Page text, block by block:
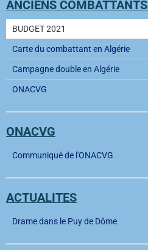
ANCIENS COMBATTANTS
BUDGET 2021
Carte du combattant en Algérie
Campagne double en Algérie
ONACVG
ONACVG
Communiqué de l'ONACVG
ACTUALITES
Drame dans le Puy de Dôme